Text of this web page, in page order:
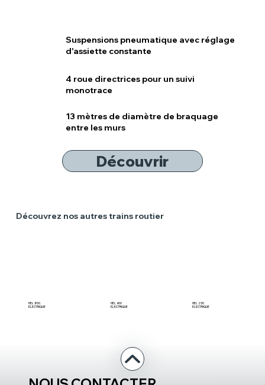
Suspensions pneumatique avec réglage
d'assiette constante
4 roue directrices pour un suivi
monotrace
13 mètres de diamètre de braquage
entre les murs
Découvrir
Découvrez nos autres trains routier
HEL 800
ELECTRIQUE
HEL 400
ELECTRIQUE
HEL 250
ELECTRIQUE